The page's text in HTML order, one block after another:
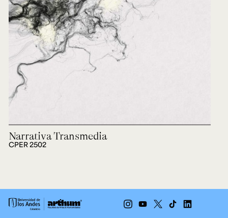
Narrativa Transmedia
CPER 2502